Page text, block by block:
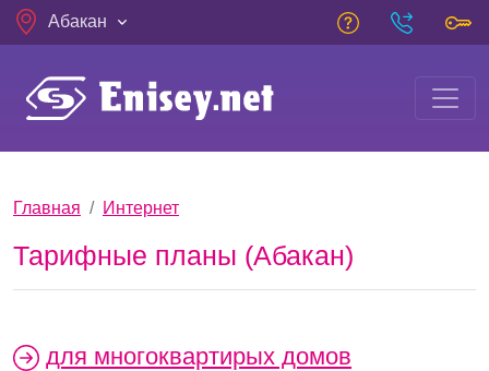
Skip to main content
Абакан
Breadcrumb
Главная Интернет
Тарифные планы (Абакан)
для многоквартирых домов